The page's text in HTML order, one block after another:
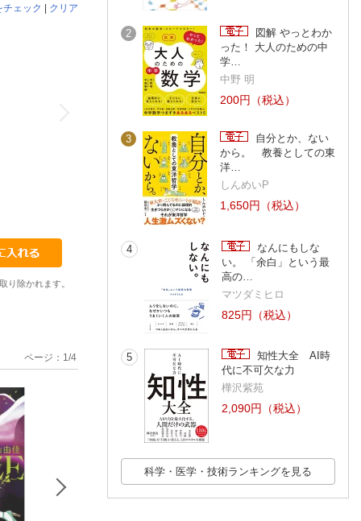
ェック | クリア
り除かれます。
ページ： 1 /4
2
図解 やっとわか
った！ 大人のための中
学…
中野 明
200円（税込）
3
自分とか、ない
から。 教養としての東
洋…
しんめいP
1,650円（税込）
4
なんにもしな
い。 「余白」という最
高の…
マツダミヒロ
825円（税込）
5
知性大全 AI時
代に不可欠な力
樺沢紫苑
2,090円（税込）
科学・医学・技術ランキングを見る